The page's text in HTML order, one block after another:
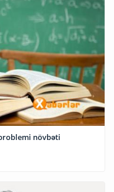
növbəti